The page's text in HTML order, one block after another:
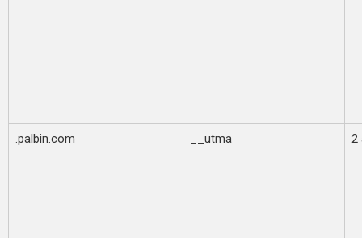
.palbin.com __utma 2